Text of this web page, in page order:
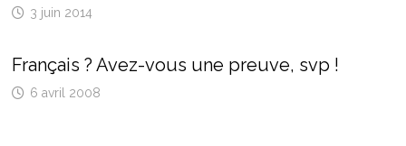
3 juin 2014
Français ? Avez-vous une preuve, svp !
6 avril 2008